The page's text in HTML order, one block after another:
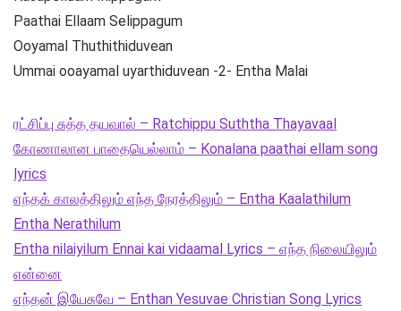
Paathai Ellaam Selippagum
Ooyamal Thuthithiduvean
Ummai ooayamal uyarthiduvean -2- Entha Malai
ரட்சிப்பு சுத்த தயவால் – Ratchippu Suththa Thayavaal
கோணாலான பாதையெல்லாம் – Konalana paathai ellam song
lyrics
எந்தக் காலத்திலும் எந்த நேரத்திலும் – Entha Kaalathilum
Entha Nerathilum
Entha nilaiyilum Ennai kai vidaamal Lyrics – எந்த நிலையிலும்
என்னை
எந்தன் இயேசுவே – Enthan Yesuvae Christian Song Lyrics